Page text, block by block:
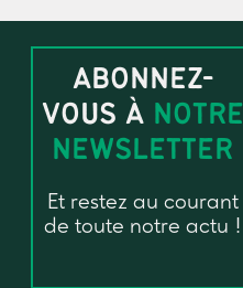
ABONNEZ-
VOUS À NOTRE
NEWSLETTER
Et restez au courant
de toute notre actu !